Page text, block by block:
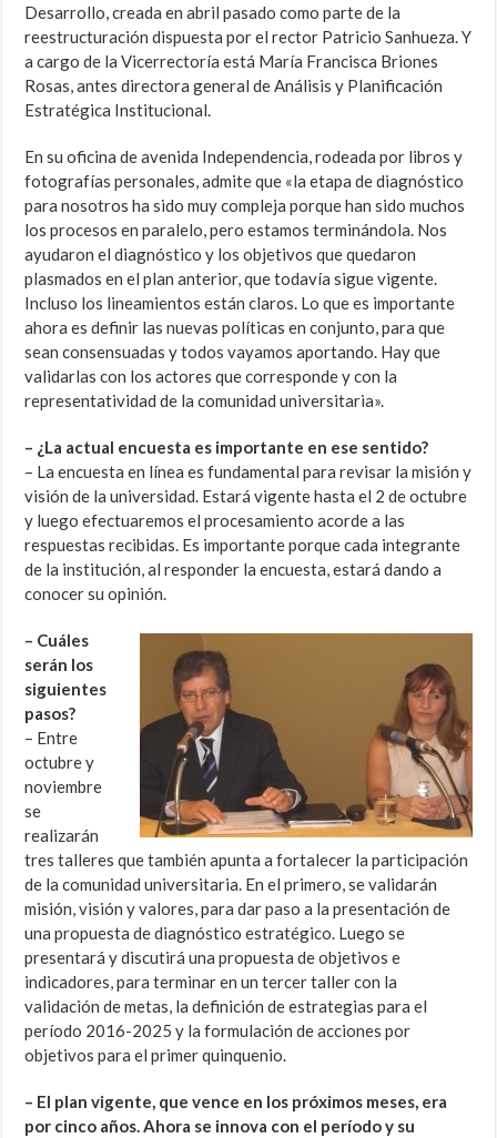
Desarrollo, creada en abril pasado como parte de la
reestructuración dispuesta por el rector Patricio Sanhueza. Y
a cargo de la Vicerrectoría está María Francisca Briones
Rosas, antes directora general de Análisis y Planificación
Estratégica Institucional.
En su oficina de avenida Independencia, rodeada por libros y
fotografías personales, admite que «la etapa de diagnóstico
para nosotros ha sido muy compleja porque han sido muchos
los procesos en paralelo, pero estamos terminándola. Nos
ayudaron el diagnóstico y los objetivos que quedaron
plasmados en el plan anterior, que todavía sigue vigente.
Incluso los lineamientos están claros. Lo que es importante
ahora es definir las nuevas políticas en conjunto, para que
sean consensuadas y todos vayamos aportando. Hay que
validarlas con los actores que corresponde y con la
representatividad de la comunidad universitaria».
– ¿La actual encuesta es importante en ese sentido?
– La encuesta en línea es fundamental para revisar la misión y
visión de la universidad. Estará vigente hasta el 2 de octubre
y luego efectuaremos el procesamiento acorde a las
respuestas recibidas. Es importante porque cada integrante
de la institución, al responder la encuesta, estará dando a
conocer su opinión.
– Cuáles
serán los
siguientes
pasos?
– Entre
octubre y
noviembre
se
realizarán
tres talleres que también apunta a fortalecer la participación
de la comunidad universitaria. En el primero, se validarán
misión, visión y valores, para dar paso a la presentación de
una propuesta de diagnóstico estratégico. Luego se
presentará y discutirá una propuesta de objetivos e
indicadores, para terminar en un tercer taller con la
validación de metas, la definición de estrategias para el
período 2016-2025 y la formulación de acciones por
objetivos para el primer quinquenio.
– El plan vigente, que vence en los próximos meses, era
por cinco años. Ahora se innova con el período y su